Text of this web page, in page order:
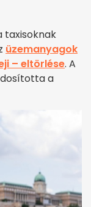
taxisoknak
üzemanyagok
– eltörlése. A
a